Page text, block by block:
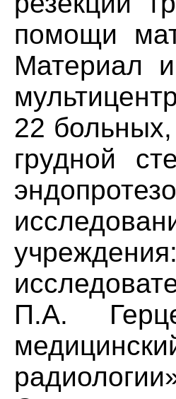
помощи
Материал
22
грудной
П.А.